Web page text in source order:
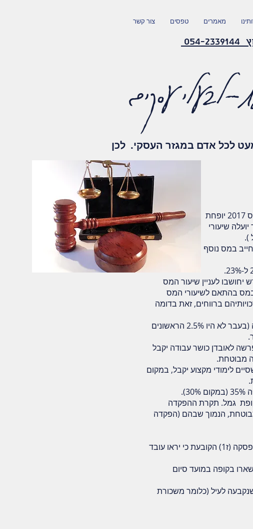
צור קשר טפסים מאמרים
לכל אדם במגזר העסקי. לכן
שיעורי
).
לעניין שיעור המס
במס בהתאם לשיעורי המס
ברווחים, זאת בדומה
יהיה ניתן לקבל ניכוי בגין מלוא סכום ההפקדה (בעבר לא היו 2.5% הראשונים
לאובדן כושר עבודה יקבל
מבוטחת.
לימודי מקצוע יקבל, במקום
גמל. תקרת ההפקדה
או משכורת חודשית מבוטחת, הנמוך שבהם (הפקדה
החל משנת 2017, נוספה לסעיף 9(7א) פסקה (ז1) הקובעת כי יראו עובד
בקופה במועד סיום
בכל הקופות הינה 360,000 ש"ח או התקרה שנקבעה לעיל (כלומר משכורת